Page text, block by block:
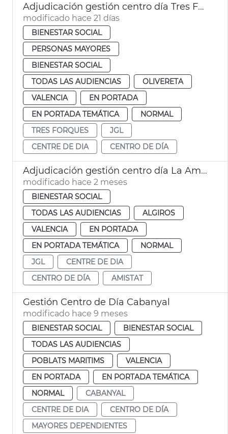
Adjudicación gestión centro día Tres Forques València
modificado hace 21 días
BIENESTAR SOCIAL
PERSONAS MAYORES
BIENESTAR SOCIAL
TODAS LAS AUDIENCIAS
OLIVERETA
VALENCIA
EN PORTADA
EN PORTADA TEMÁTICA
NORMAL
TRES FORQUES
JGL
CENTRE DE DIA
CENTRO DE DÍA
Adjudicación gestión centro día La Amistat València
modificado hace 2 meses
BIENESTAR SOCIAL
TODAS LAS AUDIENCIAS
ALGIROS
VALENCIA
EN PORTADA
EN PORTADA TEMÁTICA
NORMAL
JGL
CENTRE DE DIA
CENTRO DE DÍA
AMISTAT
Gestión Centro de Día Cabanyal
modificado hace 9 meses
BIENESTAR SOCIAL
BIENESTAR SOCIAL
TODAS LAS AUDIENCIAS
POBLATS MARITIMS
VALENCIA
EN PORTADA
EN PORTADA TEMÁTICA
NORMAL
CABANYAL
CENTRE DE DIA
CENTRO DE DÍA
MAYORES DEPENDIENTES